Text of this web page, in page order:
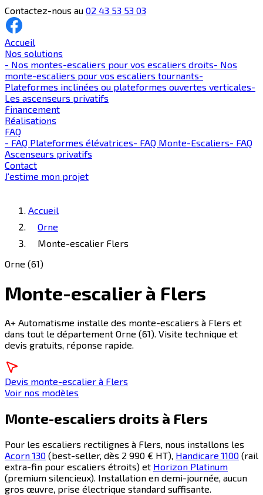
Contactez-nous au 02 43 53 53 03
Accueil
Nos solutions
- Nos montes-escaliers pour vos escaliers droits- Nos
monte-escaliers pour vos escaliers tournants-
Plateformes inclinées ou plateformes ouvertes verticales-
Les ascenseurs privatifs
Financement
Réalisations
FAQ
- FAQ Plateformes élévatrices- FAQ Monte-Escaliers- FAQ
Ascenseurs privatifs
Contact
J'estime mon projet
Accueil
Orne
Monte-escalier Flers
Orne (61)
Monte-escalier à Flers
A+ Automatisme installe des monte-escaliers à Flers et
dans tout le département Orne (61). Visite technique et
devis gratuits, réponse rapide.
Devis monte-escalier à Flers
Voir nos modèles
Monte-escaliers droits à Flers
Pour les escaliers rectilignes à Flers , nous installons les
Acorn 130 (best-seller, dès 2 990 € HT), Handicare 1100 (rail
extra-fin pour escaliers étroits) et Horizon Platinum
(premium silencieux). Installation en demi-journée, aucun
gros œuvre, prise électrique standard suffisante.